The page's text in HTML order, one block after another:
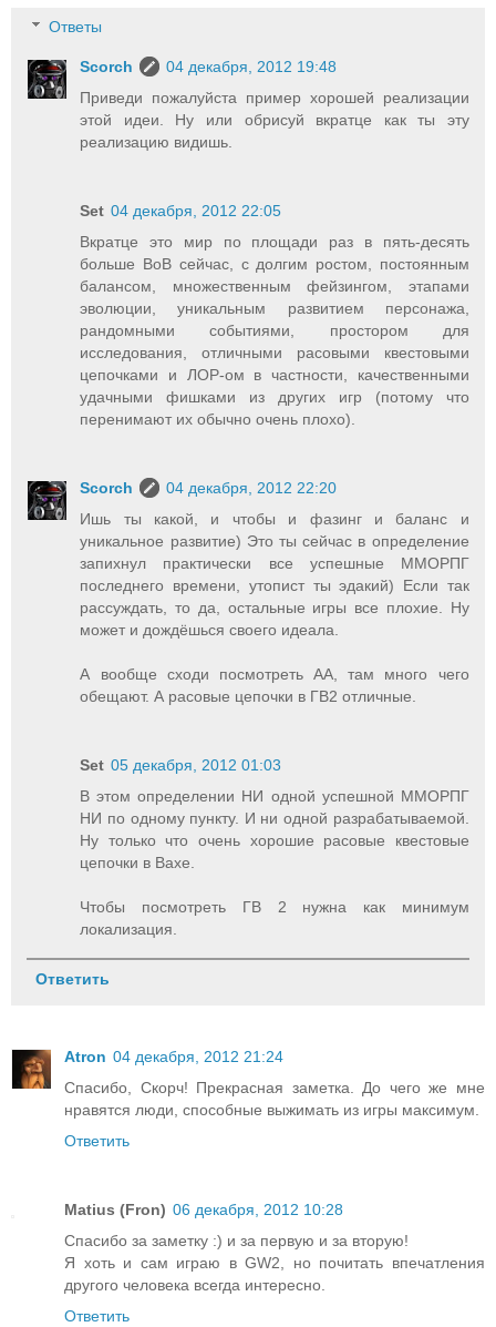
Ответы
Scorch
04 декабря, 2012 19:48
Приведи пожалуйста пример хорошей реализации
этой идеи. Ну или обрисуй вкратце как ты эту
реализацию видишь.
Set 04 декабря, 2012 22:05
Вкратце это мир по площади раз в пять-десять
больше ВоВ сейчас, с долгим ростом, постоянным
балансом, множественным фейзингом, этапами
эволюции, уникальным развитием персонажа,
рандомными событиями, простором для
исследования, отличными расовыми квестовыми
цепочками и ЛОР-ом в частности, качественными
удачными фишками из других игр (потому что
перенимают их обычно очень плохо).
Scorch
04 декабря, 2012 22:20
Ишь ты какой, и чтобы и фазинг и баланс и
уникальное развитие) Это ты сейчас в определение
запихнул практически все успешные ММОРПГ
последнего времени, утопист ты эдакий) Если так
рассуждать, то да, остальные игры все плохие. Ну
может и дождёшься своего идеала.
А вообще сходи посмотреть АА, там много чего
обещают. А расовые цепочки в ГВ2 отличные.
Set 05 декабря, 2012 01:03
В этом определении НИ одной успешной ММОРПГ
НИ по одному пункту. И ни одной разрабатываемой.
Ну только что очень хорошие расовые квестовые
цепочки в Вахе.
Чтобы посмотреть ГВ 2 нужна как минимум
локализация.
Ответить
Atron 04 декабря, 2012 21:24
Спасибо, Скорч! Прекрасная заметка. До чего же мне
нравятся люди, способные выжимать из игры максимум.
Ответить
Matius (Fron) 06 декабря, 2012 10:28
Спасибо за заметку :) и за первую и за вторую!
Я хоть и сам играю в GW2, но почитать впечатления
другого человека всегда интересно.
Ответить